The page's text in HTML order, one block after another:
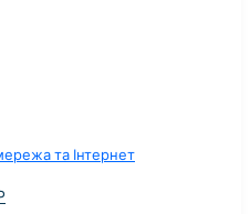
та Інтернет